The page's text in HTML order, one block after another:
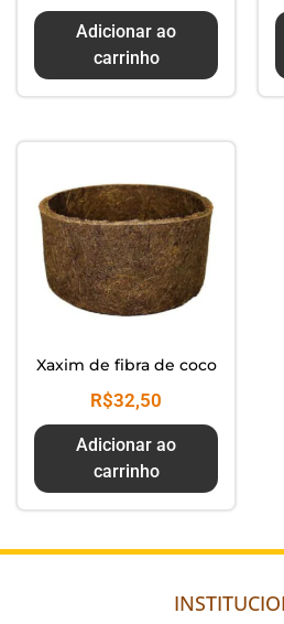
Adicionar ao
carrinho
Xaxim de fibra de coco
R$32,50
Adicionar ao
carrinho